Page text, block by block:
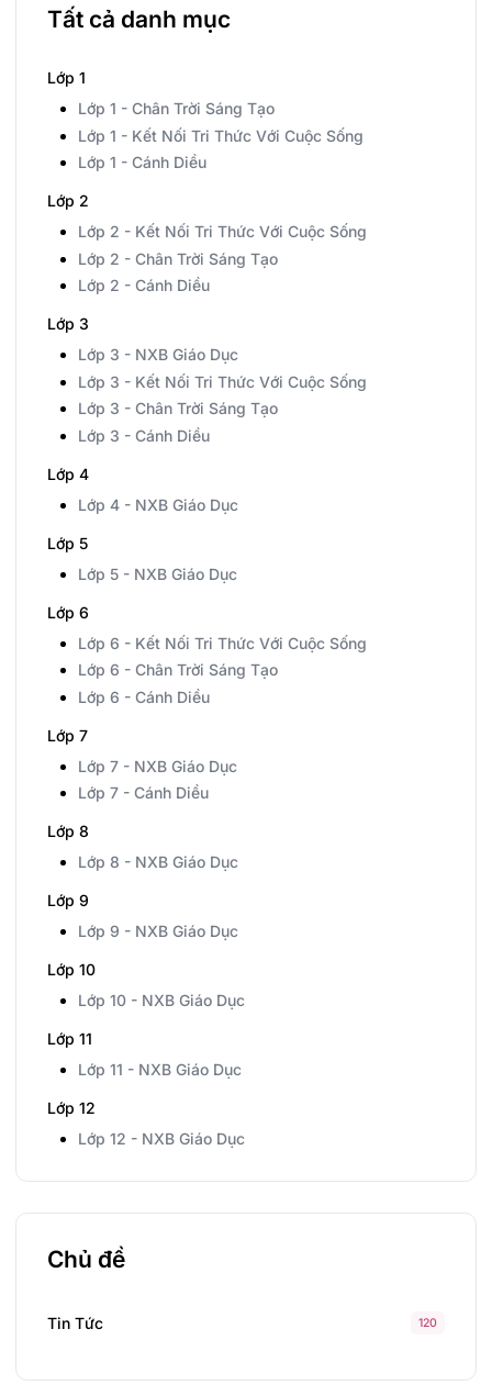
Tất cả danh mục
Lớp 1
Lớp 1 - Chân Trời Sáng Tạo
Lớp 1 - Kết Nối Tri Thức Với Cuộc Sống
Lớp 1 - Cánh Diều
Lớp 2
Lớp 2 - Kết Nối Tri Thức Với Cuộc Sống
Lớp 2 - Chân Trời Sáng Tạo
Lớp 2 - Cánh Diều
Lớp 3
Lớp 3 - NXB Giáo Dục
Lớp 3 - Kết Nối Tri Thức Với Cuộc Sống
Lớp 3 - Chân Trời Sáng Tạo
Lớp 3 - Cánh Diều
Lớp 4
Lớp 4 - NXB Giáo Dục
Lớp 5
Lớp 5 - NXB Giáo Dục
Lớp 6
Lớp 6 - Kết Nối Tri Thức Với Cuộc Sống
Lớp 6 - Chân Trời Sáng Tạo
Lớp 6 - Cánh Diều
Lớp 7
Lớp 7 - NXB Giáo Dục
Lớp 7 - Cánh Diều
Lớp 8
Lớp 8 - NXB Giáo Dục
Lớp 9
Lớp 9 - NXB Giáo Dục
Lớp 10
Lớp 10 - NXB Giáo Dục
Lớp 11
Lớp 11 - NXB Giáo Dục
Lớp 12
Lớp 12 - NXB Giáo Dục
Chủ đề
Tin Tức 120